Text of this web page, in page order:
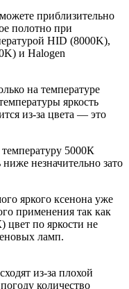
приблизительно
полотно при
HID (8000K),
и Halogen
на температуре
яркость
из-за цвета — это
5000К
незначительно зато
яркого ксенона уже
применения так как
цвет по яркости не
ламп.
из-за плохой
количество